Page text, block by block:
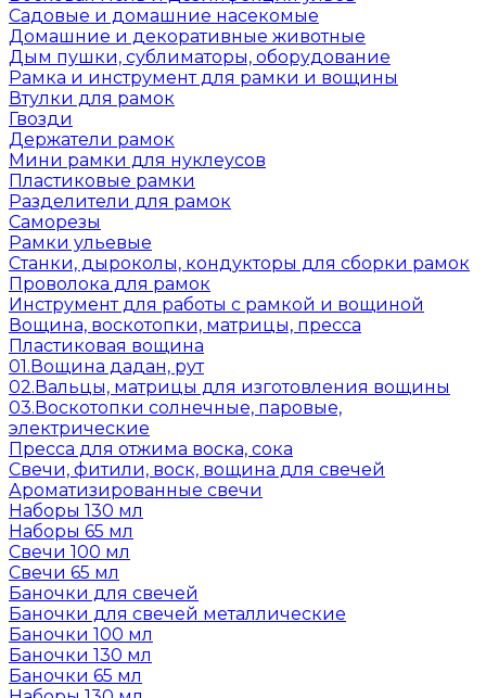
Садовые и домашние насекомые
Домашние и декоративные животные
Дым пушки, сублиматоры, оборудование
Рамка и инструмент для рамки и вощины
Втулки для рамок
Гвозди
Держатели рамок
Мини рамки для нуклеусов
Пластиковые рамки
Разделители для рамок
Саморезы
Рамки ульевые
Станки, дыроколы, кондукторы для сборки рамок
Проволока для рамок
Инструмент для работы с рамкой и вощиной
Вощина, воскотопки, матрицы, пресса
Пластиковая вощина
01.Вощина дадан, рут
02.Вальцы, матрицы для изготовления вощины
03.Воскотопки солнечные, паровые,
электрические
Пресса для отжима воска, сока
Свечи, фитили, воск, вощина для свечей
Ароматизированные свечи
Наборы 130 мл
Наборы 65 мл
Свечи 100 мл
Свечи 65 мл
Баночки для свечей
Баночки для свечей металлические
Баночки 100 мл
Баночки 130 мл
Баночки 65 мл